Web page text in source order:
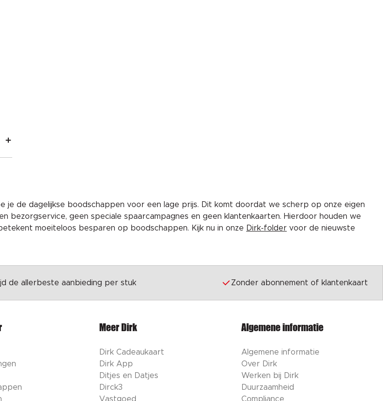
je de dagelijkse boodschappen voor een lage prijs. Dit komt doordat we scherp op onze eigen
bezorgservice, geen speciale spaarcampagnes en geen klantenkaarten. Hierdoor houden we
moeiteloos besparen op boodschappen. Kijk nu in onze Dirk-folder voor de nieuwste
de allerbeste aanbieding per stuk Zonder abonnement of klantenkaart
Meer Dirk
Dirk Cadeaukaart
Dirk App
Ditjes en Datjes
Dirck3
Vastgoed
Algemene informatie
Algemene informatie
Over Dirk
Werken bij Dirk
Duurzaamheid
Compliance